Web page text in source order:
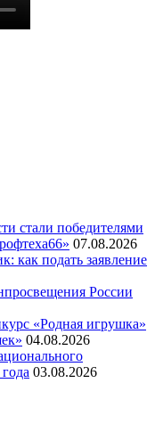
стали победителями
07.08.2026
как подать заявление
России
«Родная игрушка»
04.08.2026
03.08.2026